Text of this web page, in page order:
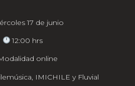
17 de junio
12:00 hrs
online
IMICHILE y Fluvial